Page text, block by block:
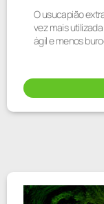
O usucapião
vez mais
ágil e menos